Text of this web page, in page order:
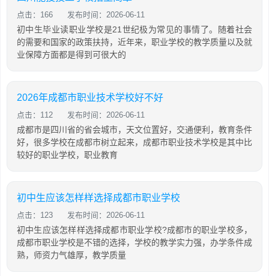
点击：166 发布时间：2026-06-11
初中生毕业读职业学校是21世纪极为常见的事情了。随着社会
的需要和国家的政策扶持，近年来，职业学校的教学质量以及就
业保障方面都是得到可很大的
2026年成都市职业技术学校好不好
点击：112 发布时间：2026-06-11
成都市是四川省的省会城市，天文位置好，交通便利，教育条件
好，很多学校在成都市树立起来，成都市职业技术学校是其中比
较好的职业学校，职业教育
初中生应该怎样样选择成都市职业学校
点击：123 发布时间：2026-06-11
初中生应该怎样样选择成都市职业学校?成都市的职业学校多，
成都市职业学校是不错的选择，学校的教学实力强，办学条件成
熟，师资力气雄厚，教学质量